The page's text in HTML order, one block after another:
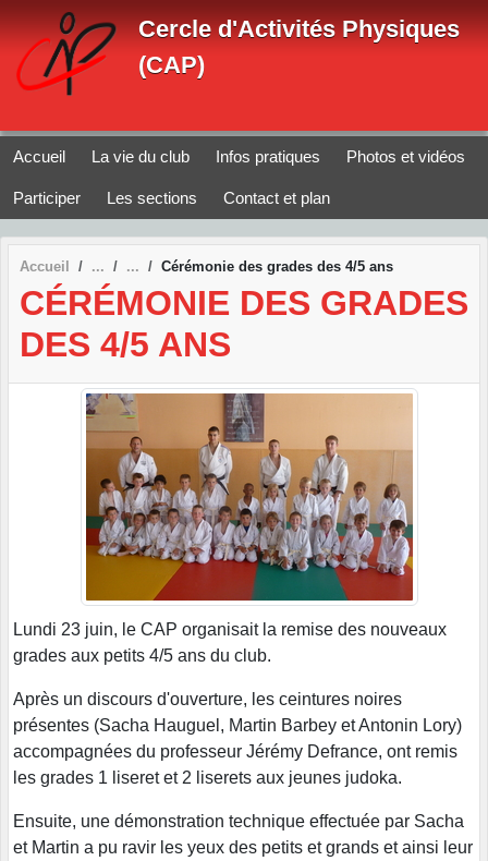
Cercle d'Activités Physiques
(CAP)
Accueil La vie du club Infos pratiques Photos et vidéos
Participer Les sections Contact et plan
Accueil Cérémonie des grades des 4/5 ans
CÉRÉMONIE DES GRADES
DES 4/5 ANS
Lundi 23 juin, le CAP organisait la remise des nouveaux
grades aux petits 4/5 ans du club.
Après un discours d'ouverture, les ceintures noires
présentes (Sacha Hauguel, Martin Barbey et Antonin Lory)
accompagnées du professeur Jérémy Defrance, ont remis
les grades 1 liseret et 2 liserets aux jeunes judoka.
Ensuite, une démonstration technique effectuée par Sacha
et Martin a pu ravir les yeux des petits et grands et ainsi leur
Panneau de gestion des cookies